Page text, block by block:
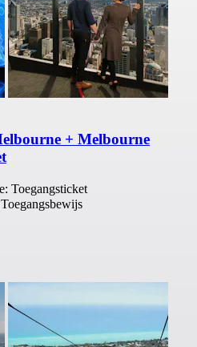
+ Melbourne
Toegangsticket